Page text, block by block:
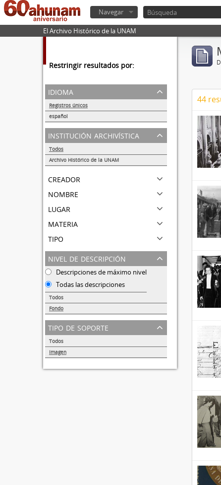
Navegar
El Archivo Histórico de la UNAM
Restringir resultados por:
idioma
Registros únicos
español
44
institución archivística
Todos
Archivo Histórico de la UNAM
creador
nombre
lugar
materia
tipo
nivel de descripción
Descripciones de máximo nivel
Todas las descripciones
Todos
Fondo
44
tipo de soporte
Todos
Imagen
44